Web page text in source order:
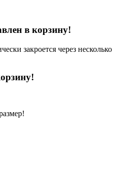
в корзину!
закроется через несколько